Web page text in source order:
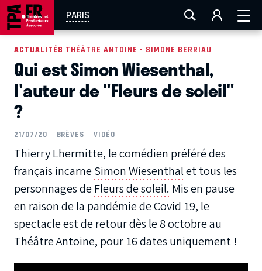
PARIS
AIX-MARSEILLE LA ROCHELLE
EN TOURNÉE
ACTUALITÉS
ACTUALITÉS THÉÂTRE ANTOINE - SIMONE BERRIAU
Qui est Simon Wiesenthal,
l'auteur de "Fleurs de soleil"
?
21/07/20 BRÈVES VIDÉO
Thierry Lhermitte, le comédien préféré des
français incarneSimon Wiesenthalet tous les
personnages deFleurs de soleil. Mis en pause
en raison de la pandémie de Covid 19, le
spectacle est de retour dès le 8 octobre au
Théâtre Antoine, pour 16 dates uniquement !